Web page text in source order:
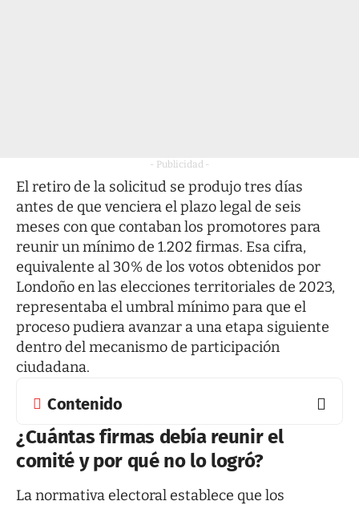
- Publicidad -
El retiro de la solicitud se produjo tres días
antes de que venciera el plazo legal de seis
meses con que contaban los promotores para
reunir un mínimo de 1.202 firmas. Esa cifra,
equivalente al 30% de los votos obtenidos por
Londoño en las elecciones territoriales de 2023,
representaba el umbral mínimo para que el
proceso pudiera avanzar a una etapa siguiente
dentro del mecanismo de participación
ciudadana.
Contenido
¿Cuántas firmas debía reunir el
comité y por qué no lo logró?
La normativa electoral establece que los